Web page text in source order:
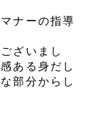
ナーの指導
ざいまし
ある身だし
部分からし